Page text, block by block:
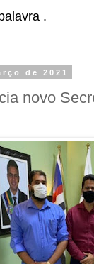
.
de 2021
novo